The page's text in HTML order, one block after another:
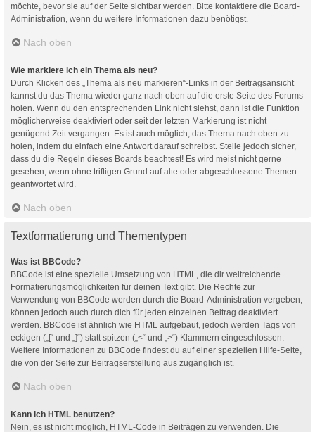
möchte, bevor sie auf der Seite sichtbar werden. Bitte kontaktiere die Board-
Administration, wenn du weitere Informationen dazu benötigst.
Nach oben
Wie markiere ich ein Thema als neu?
Durch Klicken des „Thema als neu markieren“-Links in der Beitragsansicht
kannst du das Thema wieder ganz nach oben auf die erste Seite des Forums
holen. Wenn du den entsprechenden Link nicht siehst, dann ist die Funktion
möglicherweise deaktiviert oder seit der letzten Markierung ist nicht
genügend Zeit vergangen. Es ist auch möglich, das Thema nach oben zu
holen, indem du einfach eine Antwort darauf schreibst. Stelle jedoch sicher,
dass du die Regeln dieses Boards beachtest! Es wird meist nicht gerne
gesehen, wenn ohne triftigen Grund auf alte oder abgeschlossene Themen
geantwortet wird.
Nach oben
Textformatierung und Thementypen
Was ist BBCode?
BBCode ist eine spezielle Umsetzung von HTML, die dir weitreichende
Formatierungsmöglichkeiten für deinen Text gibt. Die Rechte zur
Verwendung von BBCode werden durch die Board-Administration vergeben,
können jedoch auch durch dich für jeden einzelnen Beitrag deaktiviert
werden. BBCode ist ähnlich wie HTML aufgebaut, jedoch werden Tags von
eckigen („[“ und „]“) statt spitzen („<“ und „>“) Klammern eingeschlossen.
Weitere Informationen zu BBCode findest du auf einer speziellen Hilfe-Seite,
die von der Seite zur Beitragserstellung aus zugänglich ist.
Nach oben
Kann ich HTML benutzen?
Nein, es ist nicht möglich, HTML-Code in Beiträgen zu verwenden. Die